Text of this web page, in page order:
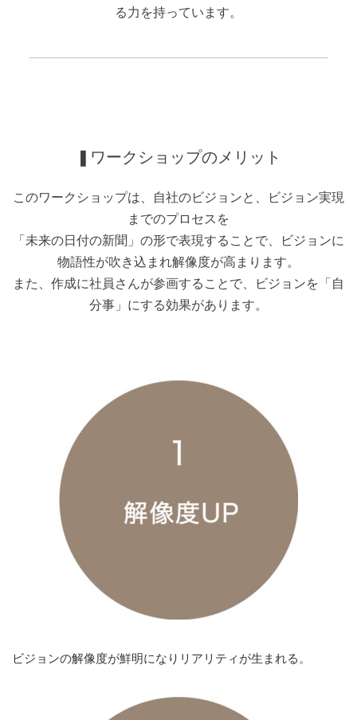
る力を持っています。
❚ワークショップのメリット
このワークショップは、自社のビジョンと、ビジョン実現
までのプロセスを
「未来の日付の新聞」の形で表現することで、ビジョンに
物語性が吹き込まれ解像度が高まります。
また、作成に社員さんが参画することで、ビジョンを「自
分事」にする効果があります。
ビジョンの解像度が鮮明になりリアリティが生まれる。